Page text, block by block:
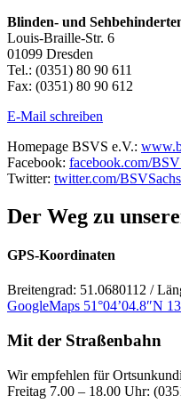
Blinden- und
Louis-Braille-Str. 6
01099 Dresden
Tel.: (0351) 80 90 611
Fax: (0351) 80 90 612
E-Mail schreiben
Homepage BSVS e.V.:
Facebook: facebook.com/
Twitter: twitter.com/
Der Weg zu
GPS-Koordinaten
Breitengrad: 51.0680112 /
GoogleMaps 51°04’04.8″N
Mit der Straßenbahn
Wir empfehlen für
Freitag 7.00 – 18.00 Uhr: